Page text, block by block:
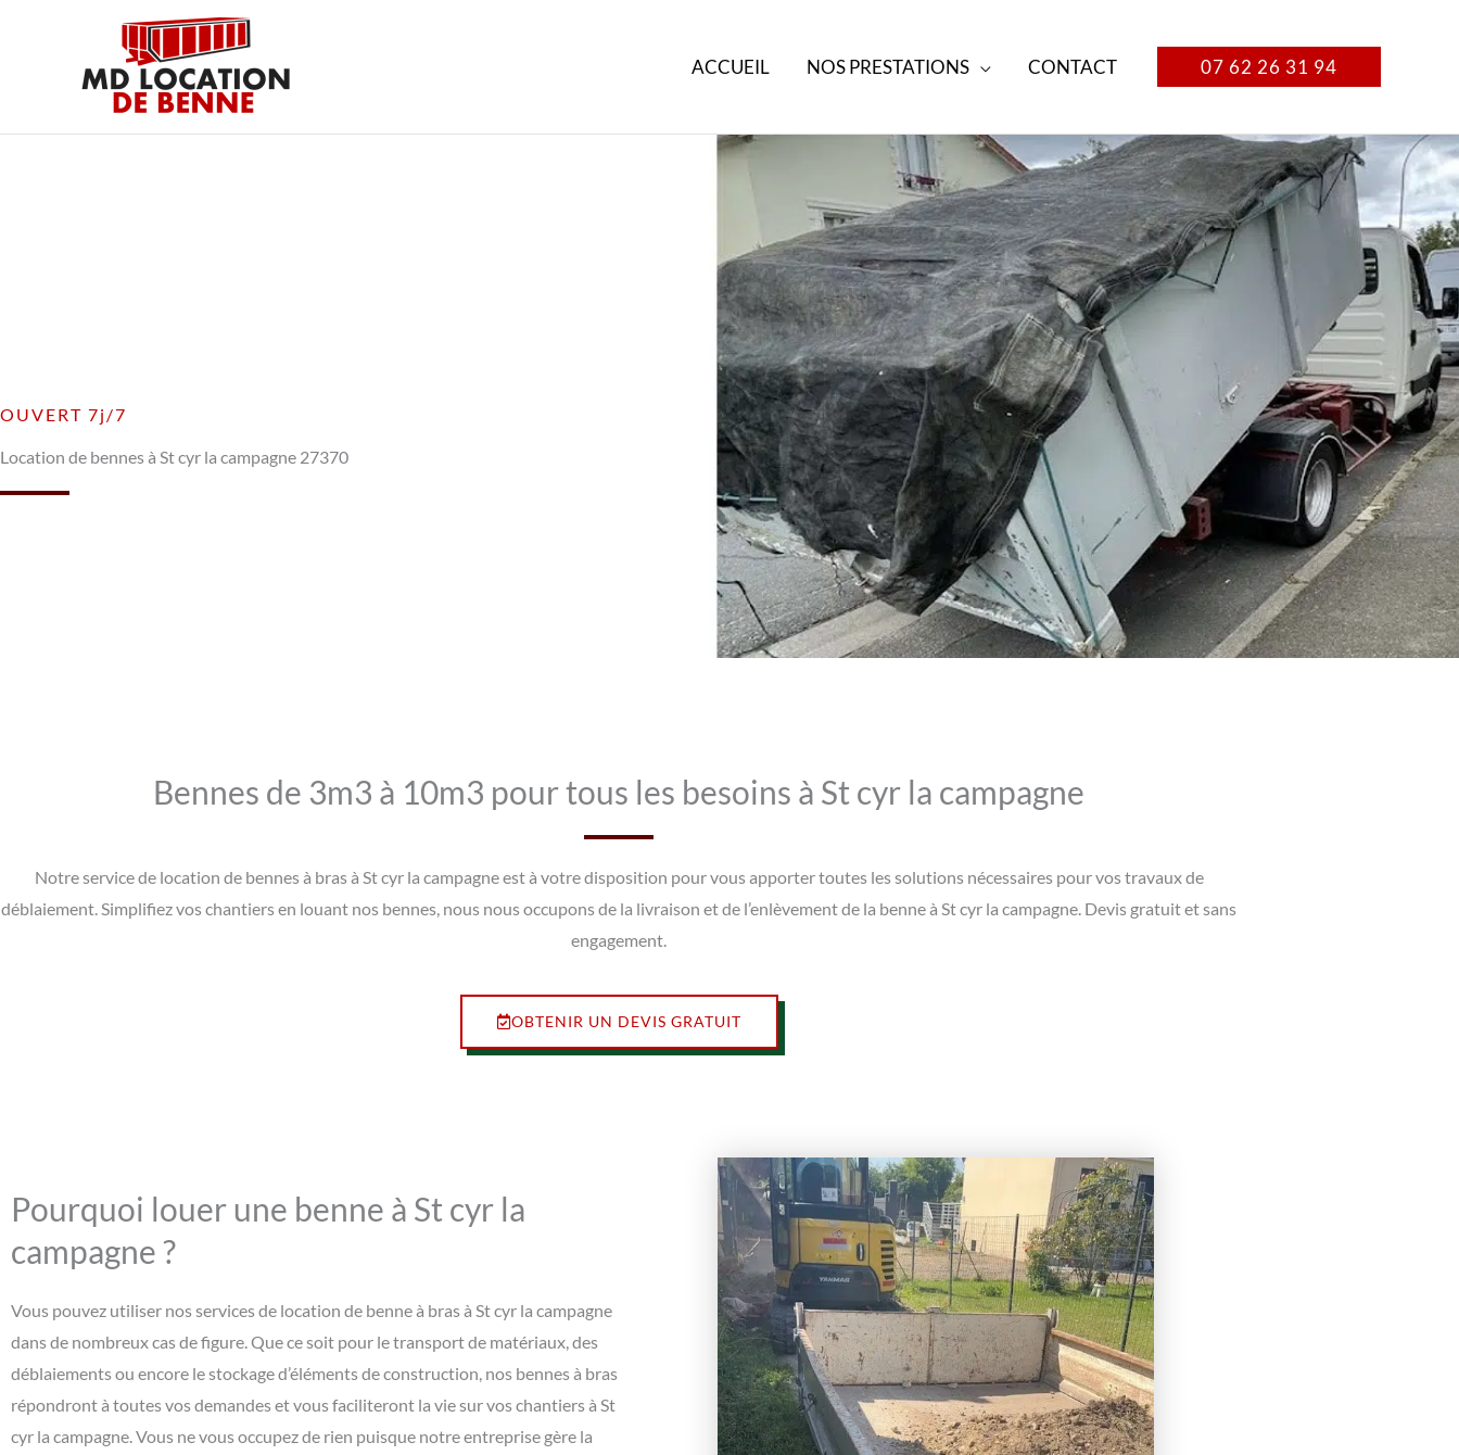
ACCUEIL NOS PRESTATIONS CONTACT 07 62 26 31 94
OUVERT 7j/7
Location de bennes à St cyr la campagne 27370
Bennes de 3m3 à 10m3 pour tous les besoins à St cyr la campagne
Notre service de location de bennes à bras à St cyr la campagne est à votre disposition pour vous apporter toutes les solutions nécessaires pour vos travaux de
déblaiement. Simplifiez vos chantiers en louant nos bennes, nous nous occupons de la livraison et de l’enlèvement de la benne à St cyr la campagne. Devis gratuit et sans
engagement.
OBTENIR UN DEVIS GRATUIT
Pourquoi louer une benne à St cyr la
campagne ?
Vous pouvez utiliser nos services de location de benne à bras à St cyr la campagne
dans de nombreux cas de figure. Que ce soit pour le transport de matériaux, des
déblaiements ou encore le stockage d’éléments de construction, nos bennes à bras
répondront à toutes vos demandes et vous faciliteront la vie sur vos chantiers à St
cyr la campagne. Vous ne vous occupez de rien puisque notre entreprise gère la